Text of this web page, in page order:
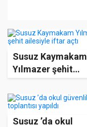
Susuz Kaymakam
Yılmazer şehit
ailesiyle iftar açtı
Susuz ’da okul